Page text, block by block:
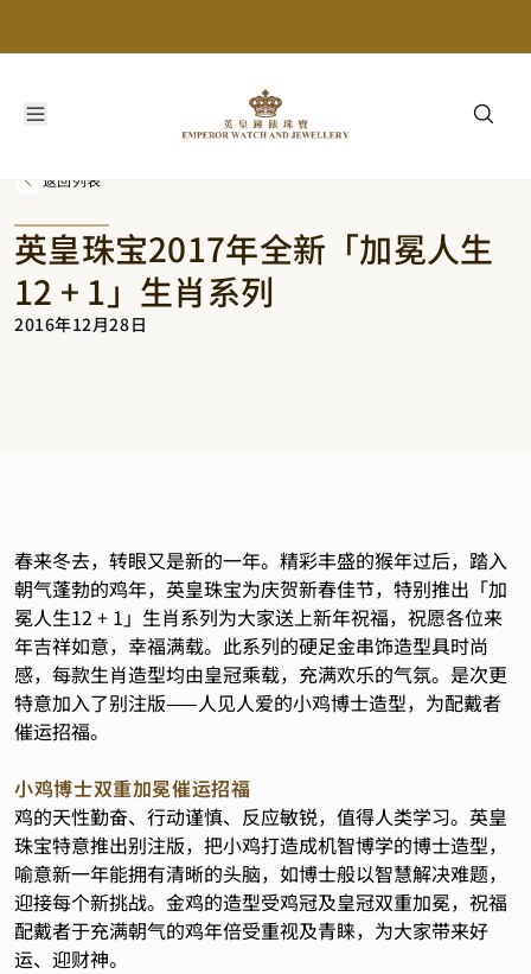
返回列表
英皇珠宝2017年全新「加冕人生
12 + 1」生肖系列
2016年12月28日
春来冬去，转眼又是新的一年。精彩丰盛的猴年过后，踏入
朝气蓬勃的鸡年，英皇珠宝为庆贺新春佳节，特别推出「加
冕人生12 + 1」生肖系列为大家送上新年祝福，祝愿各位来
年吉祥如意，幸福满载。此系列的硬足金串饰造型具时尚
感，每款生肖造型均由皇冠乘载，充满欢乐的气氛。是次更
特意加入了别注版——人见人爱的小鸡博士造型，为配戴者
催运招福。
小鸡博士双重加冕催运招福
鸡的天性勤奋、行动谨慎、反应敏锐，值得人类学习。英皇
珠宝特意推出别注版，把小鸡打造成机智博学的博士造型，
喻意新一年能拥有清晰的头脑，如博士般以智慧解决难题，
迎接每个新挑战。金鸡的造型受鸡冠及皇冠双重加冕，祝福
配戴者于充满朝气的鸡年倍受重视及青睐，为大家带来好
运、迎财神。